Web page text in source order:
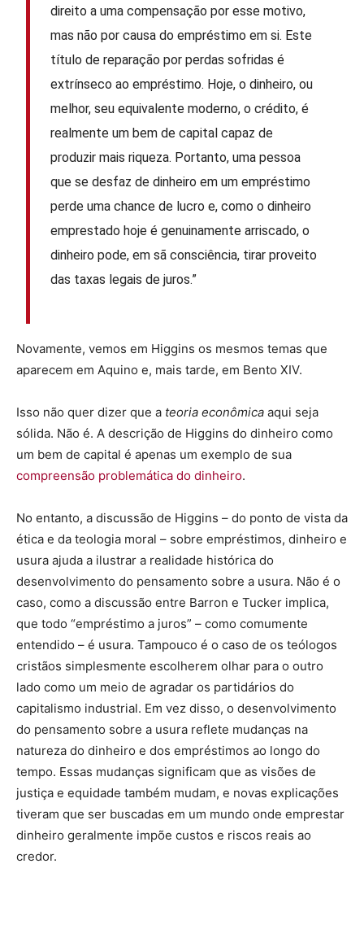
direito a uma compensação por esse motivo,
mas não por causa do empréstimo em si. Este
título de reparação por perdas sofridas é
extrínseco ao empréstimo. Hoje, o dinheiro, ou
melhor, seu equivalente moderno, o crédito, é
realmente um bem de capital capaz de
produzir mais riqueza. Portanto, uma pessoa
que se desfaz de dinheiro em um empréstimo
perde uma chance de lucro e, como o dinheiro
emprestado hoje é genuinamente arriscado, o
dinheiro pode, em sã consciência, tirar proveito
das taxas legais de juros.”
Novamente, vemos em Higgins os mesmos temas que
aparecem em Aquino e, mais tarde, em Bento XIV.
Isso não quer dizer que a teoria econômica aqui seja
sólida. Não é. A descrição de Higgins do dinheiro como
um bem de capital é apenas um exemplo de sua
compreensão problemática do dinheiro.
No entanto, a discussão de Higgins – do ponto de vista da
ética e da teologia moral – sobre empréstimos, dinheiro e
usura ajuda a ilustrar a realidade histórica do
desenvolvimento do pensamento sobre a usura. Não é o
caso, como a discussão entre Barron e Tucker implica,
que todo “empréstimo a juros” – como comumente
entendido – é usura. Tampouco é o caso de os teólogos
cristãos simplesmente escolherem olhar para o outro
lado como um meio de agradar os partidários do
capitalismo industrial. Em vez disso, o desenvolvimento
do pensamento sobre a usura reflete mudanças na
natureza do dinheiro e dos empréstimos ao longo do
tempo. Essas mudanças significam que as visões de
justiça e equidade também mudam, e novas explicações
tiveram que ser buscadas em um mundo onde emprestar
dinheiro geralmente impõe custos e riscos reais ao
credor.